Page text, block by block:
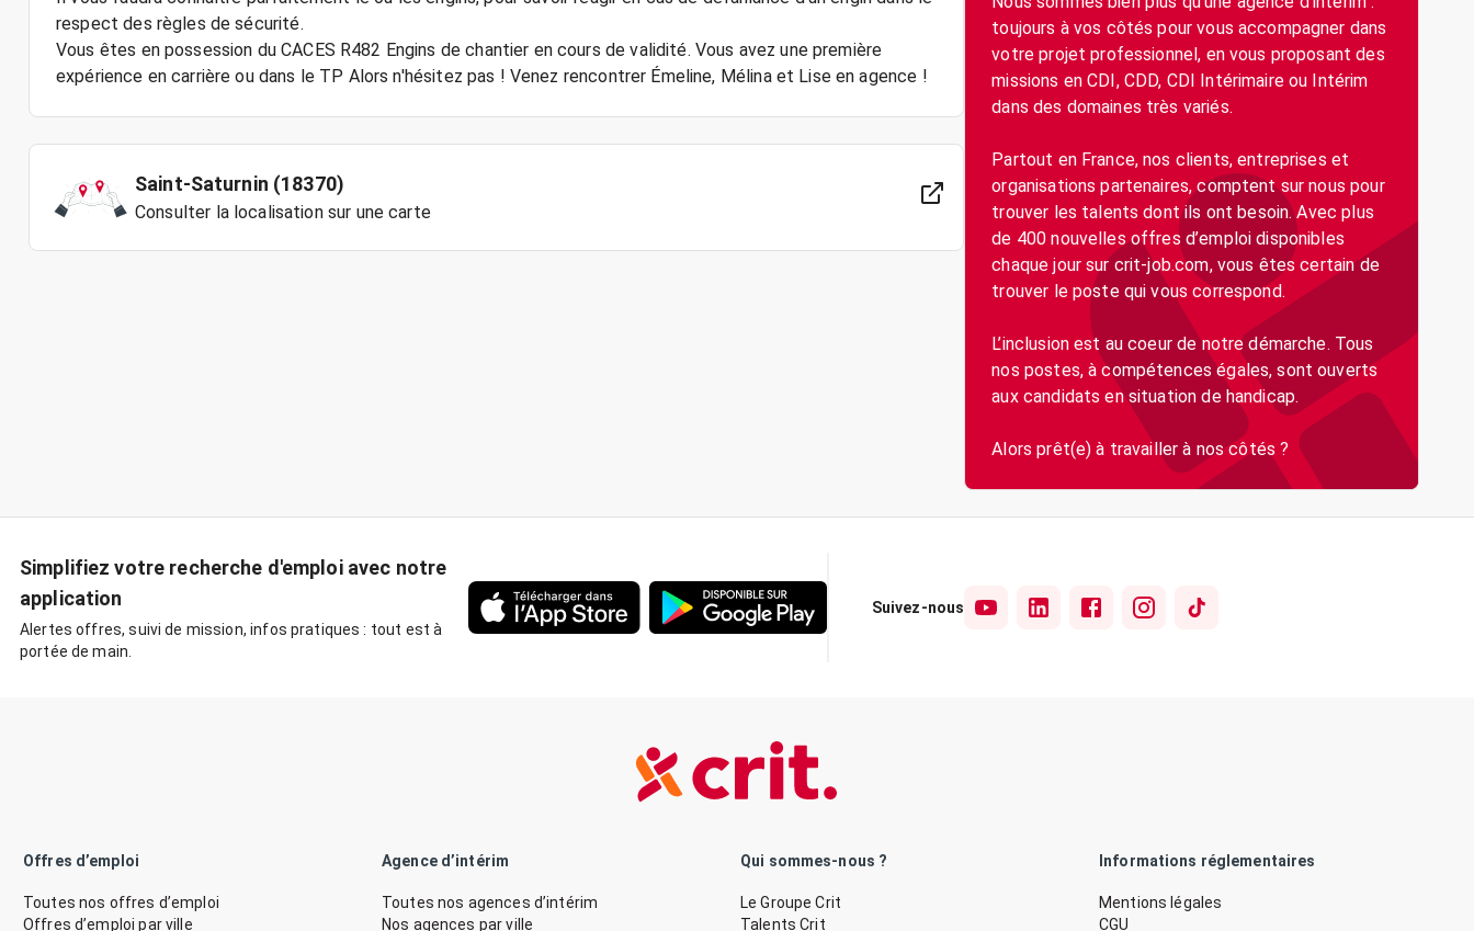
respect des règles de sécurité.
Vous êtes en possession du CACES R482 Engins de chantier en cours de validité. Vous avez une première
Saint-Saturnin (18370)
Consulter la localisation sur une carte
toujours à vos côtés pour vous accompagner dans
votre projet professionnel, en vous proposant des
missions en CDI, CDD, CDI Intérimaire ou Intérim
dans des domaines très variés.
Partout en France, nos clients, entreprises et
organisations partenaires, comptent sur nous pour
trouver les talents dont ils ont besoin. Avec plus
de 400 nouvelles offres d’emploi disponibles
chaque jour sur crit-job.com, vous êtes certain de
trouver le poste qui vous correspond.
L’inclusion est au coeur de notre démarche. Tous
nos postes, à compétences égales, sont ouverts
aux candidats en situation de handicap.
Simplifiez votre recherche d'emploi avec notre
application
Alertes offres, suivi de mission, infos pratiques : tout est à
portée de main.
Suivez-nous
Offres d’emploi
Toutes nos offres d’emploi
Offres d’emploi par ville
Agence d’intérim
Toutes nos agences d’intérim
Nos agences par ville
Qui sommes-nous ?
Le Groupe Crit
Talents Crit
Informations réglementaires
Mentions légales
CGU